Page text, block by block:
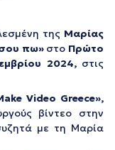
της Μαρίας
πω»στο Πρώτο
2024,στις
Video Greece»,
βίντεο στην
με τη Μαρία